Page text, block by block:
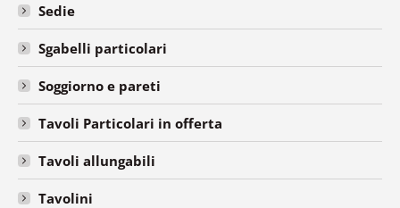
Sedie
Sgabelli particolari
Soggiorno e pareti
Tavoli Particolari in offerta
Tavoli allungabili
Tavolini